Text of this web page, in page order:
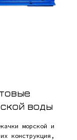
воды
морской и
конструкция,